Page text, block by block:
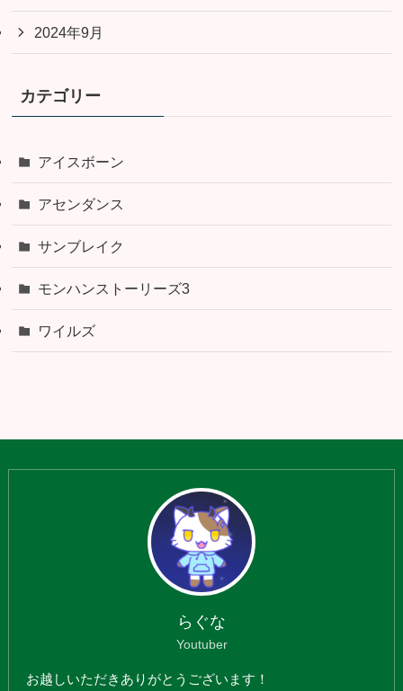
2024年9月
カテゴリー
アイスボーン
アセンダンス
サンブレイク
モンハンストーリーズ3
ワイルズ
らぐな
Youtuber
お越しいただきありがとうございます！